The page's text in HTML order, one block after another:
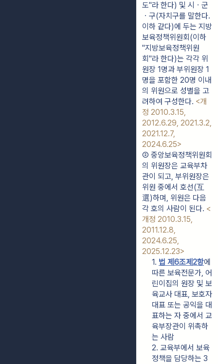
도"라 한다) 및 시ㆍ군
ㆍ구(자치구를 말한다.
이하 같다)에 두는 지방
보육정책위원회(이하
"지방보육정책위원
회"라 한다)는 각각 위
원장 1명과 부위원장 1
명을 포함한 20명 이내
의 위원으로 성별을 고
려하여 구성한다. <개
정 2010.3.15,
2012.6.29, 2021.3.2,
2021.12.7,
2024.6.25>
② 중앙보육정책위원회
의 위원장은 교육부차
관이 되고, 부위원장은
위원 중에서 호선(互
選)하며, 위원은 다음
각 호의 사람이 된다. <
개정 2010.3.15,
2011.12.8,
2024.6.25,
2025.12.23>
1. 법 제6조제2항에
따른 보육전문가, 어
린이집의 원장 및 보
육교사 대표, 보호자
대표 또는 공익을 대
표하는 자 중에서 교
육부장관이 위촉하
는 사람
2. 교육부에서 보육
정책을 담당하는 3